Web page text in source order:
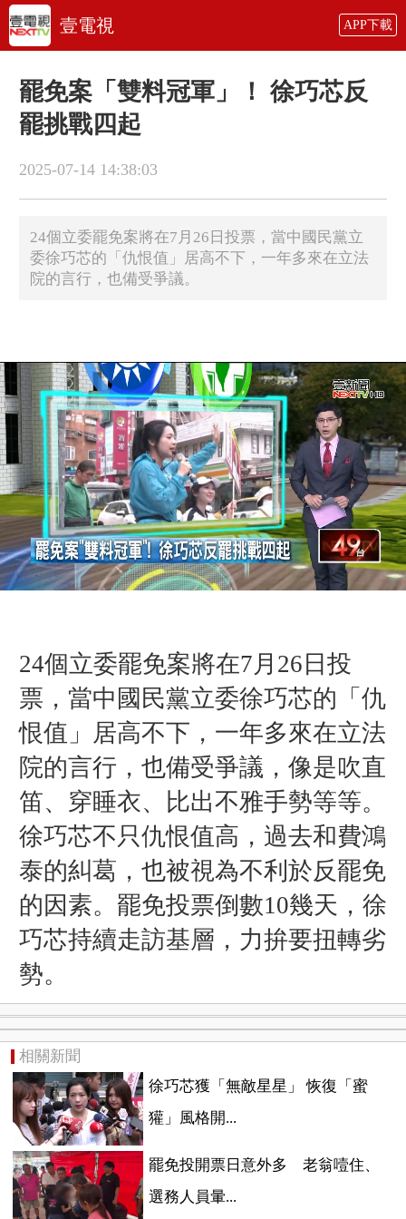
壹電視 APP下載
罷免案「雙料冠軍」！ 徐巧芯反
罷挑戰四起
2025-07-14 14:38:03
24個立委罷免案將在7月26日投票，當中國民黨立
委徐巧芯的「仇恨值」居高不下，一年多來在立法
院的言行，也備受爭議。
24個立委罷免案將在7月26日投
票，當中國民黨立委徐巧芯的「仇
恨值」居高不下，一年多來在立法
院的言行，也備受爭議，像是吹直
笛、穿睡衣、比出不雅手勢等等。
徐巧芯不只仇恨值高，過去和費鴻
泰的糾葛，也被視為不利於反罷免
的因素。罷免投票倒數10幾天，徐
巧芯持續走訪基層，力拚要扭轉劣
勢。
相關新聞
徐巧芯獲「無敵星星」 恢復「蜜
獾」風格開...
罷免投開票日意外多 老翁噎住、
選務人員暈...